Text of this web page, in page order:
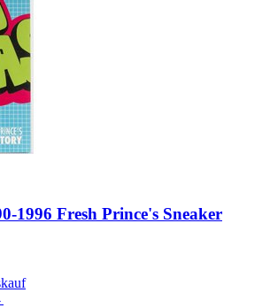
1996 Fresh Prince's Sneaker